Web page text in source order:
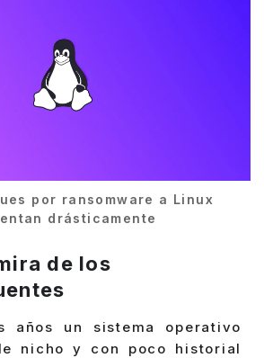
por ransomware a Linux
drásticamente
de los
años un sistema operativo
nicho y con poco historial